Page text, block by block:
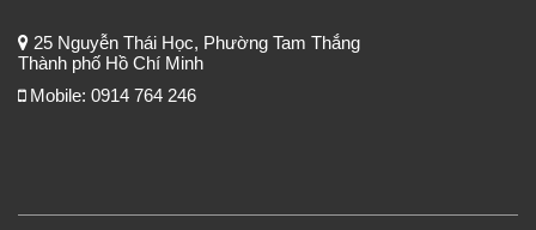
25 Nguyễn Thái Học, Phường Tam Thắng
Thành phố Hồ Chí Minh
Mobile: 0914 764 246